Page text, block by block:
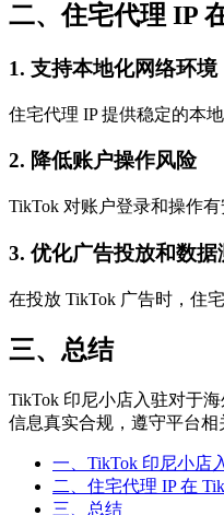
二、住宅代理 IP
1. 支持本地化网络环境
住宅代理 IP 提供稳定的本
2. 降低账户操作风险
TikTok 对账户登录和操作
3. 优化广告投放和数据
在投放 TikTok 广告时，住
三、总结
TikTok 印尼小店入驻对于
信息真实合规，遵守平台相
一、TikTok 印尼小店
二、住宅代理 IP 在
三、总结